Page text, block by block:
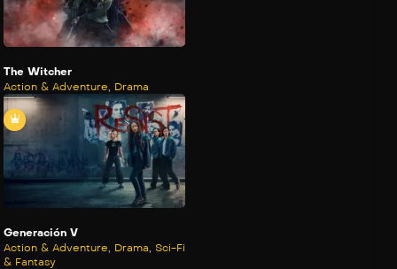
The Witcher
Action & Adventure, Drama
Generación V
Action & Adventure, Drama, Sci-Fi
& Fantasy